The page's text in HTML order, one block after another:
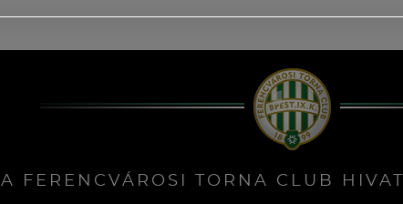
A FERENCVÁROSI TORNA CLUB